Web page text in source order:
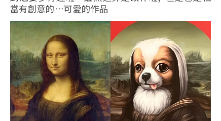
當有創意的…可愛的作品